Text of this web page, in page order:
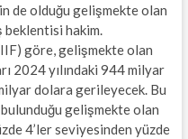
de olduğu gelişmekte olan
beklentisi hakim.
göre, gelişmekte olan
2024 yılındaki 944 milyar
dolara gerileyecek. Bu
gelişmekte olan
4’ler seviyesinden yüzde